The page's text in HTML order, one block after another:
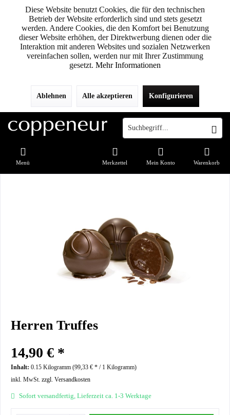
Diese Website benutzt Cookies, die für den technischen
Betrieb der Website erforderlich sind und stets gesetzt
werden. Andere Cookies, die den Komfort bei Benutzung
dieser Website erhöhen, der Direktwerbung dienen oder die
Interaktion mit anderen Websites und sozialen Netzwerken
vereinfachen sollen, werden nur mit Ihrer Zustimmung
gesetzt. Mehr Informationen
Ablehnen Alle akzeptieren Konfigurieren
Menü Warenkorb
Merkzettel Mein Konto
Herren Truffes
14,90 € *
Inhalt: 0.15 Kilogramm (99,33 € * / 1 Kilogramm)
inkl. MwSt. zzgl. Versandkosten
Sofort versandfertig, Lieferzeit ca. 1-3 Werktage